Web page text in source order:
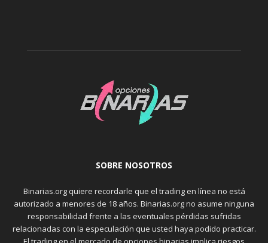
SOBRE NOSOTROS
Binarias.org quiere recordarle que el trading en línea no está
autorizado a menores de 18 años. Binarias.org no asume ninguna
responsabilidad frente a las eventuales pérdidas sufridas
relacionadas con la especulación que usted haya podido practicar.